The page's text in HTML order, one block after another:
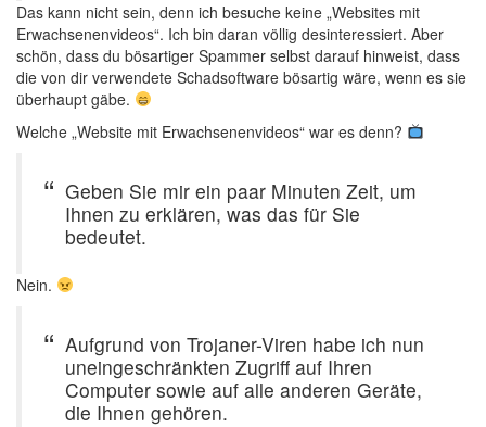
Das kann nicht sein, denn ich besuche keine „Websites mit
Erwachsenenvideos“. Ich bin daran völlig desinteressiert. Aber
schön, dass du bösartiger Spammer selbst darauf hinweist, dass
die von dir verwendete Schadsoftware bösartig wäre, wenn es sie
überhaupt gäbe.
Welche „Website mit Erwachsenenvideos“ war es denn?
Geben Sie mir ein paar Minuten Zeit, um
Ihnen zu erklären, was das für Sie
bedeutet.
Nein.
Aufgrund von Trojaner-Viren habe ich nun
uneingeschränkten Zugriff auf Ihren
Computer sowie auf alle anderen Geräte,
die Ihnen gehören.